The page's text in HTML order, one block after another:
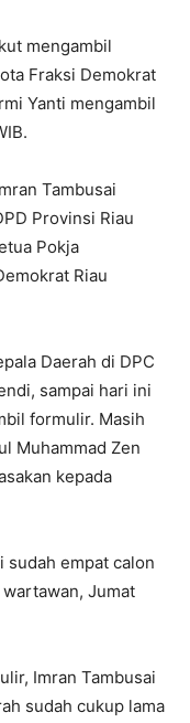
mengambil
Fraksi Demokrat
Yanti mengambil
Tambusai
Provinsi Riau
Pokja
Riau
Daerah di DPC
sampai hari ini
formulir. Masih
Muhammad Zen
kepada
sudah empat calon
Jumat
Imran Tambusai
sudah cukup lama